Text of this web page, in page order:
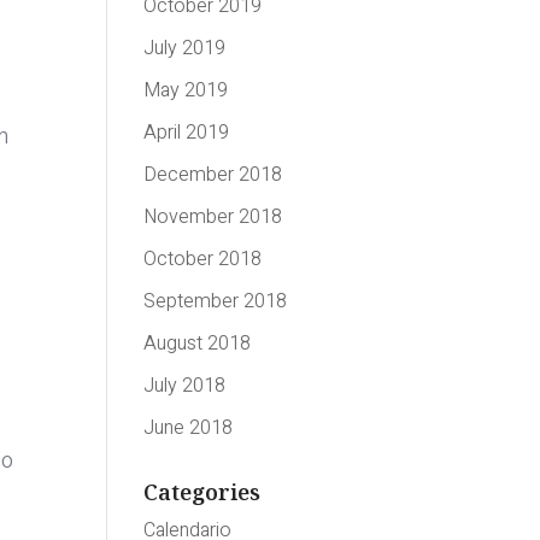
October 2019
July 2019
May 2019
April 2019
December 2018
November 2018
October 2018
September 2018
August 2018
July 2018
June 2018
Categories
Calendario